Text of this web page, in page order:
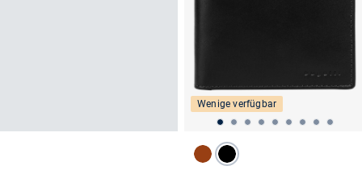
Wenige verfügbar